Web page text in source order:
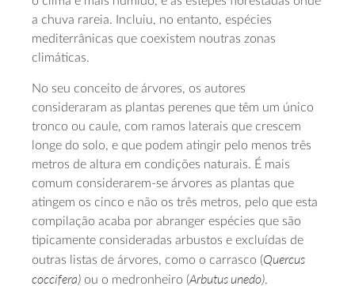
a chuva rareia. Incluiu, no entanto, espécies
mediterrânicas que coexistem noutras zonas
climáticas.
No seu conceito de árvores, os autores
consideraram as plantas perenes que têm um único
tronco ou caule, com ramos laterais que crescem
longe do solo, e que podem atingir pelo menos três
metros de altura em condições naturais. É mais
comum considerarem-se árvores as plantas que
atingem os cinco e não os três metros, pelo que esta
compilação acaba por abranger espécies que são
tipicamente consideradas arbustos e excluídas de
outras listas de árvores, como o carrasco (Quercus
coccifera) ou o medronheiro (Arbutus unedo).